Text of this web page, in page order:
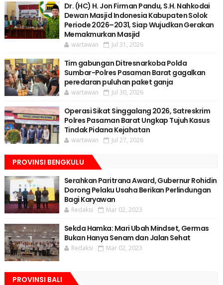
Dr. (HC) H. Jon Firman Pandu, S.H. Nahkodai
Dewan Masjid Indonesia Kabupaten Solok
Periode 2026–2031, Siap Wujudkan Gerakan
Memakmurkan Masjid
wartawan Jul 31, 2026
Tim gabungan Ditresnarkoba Polda
Sumbar-Polres Pasaman Barat gagalkan
peredaran puluhan paket ganja
wartawan Jul 30, 2026
Operasi Sikat Singgalang 2026, Satreskrim
Polres Pasaman Barat Ungkap Tujuh Kasus
Tindak Pidana Kejahatan
wartawan Jul 27, 2026
PROVINSI BENGKULU
Serahkan Paritrana Award, Gubernur Rohidin
Dorong Pelaku Usaha Berikan Perlindungan
Bagi Karyawan
Redaksi Mar 02, 2023
Sekda Hamka: Mari Ubah Mindset, Germas
Bukan Hanya Senam dan Jalan Sehat
Redaksi Mar 02, 2023
PROVINSI BALI